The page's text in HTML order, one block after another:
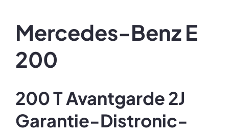
Mercedes-BenzE
200
200 T Avantgarde 2J
Garantie-Distronic-